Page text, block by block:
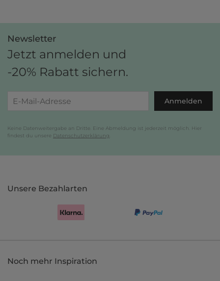
Newsletter
Jetzt anmelden und
-20% Rabatt sichern.
Anmelden
Keine Datenweitergabe an Dritte. Eine Abmeldung ist jederzeit möglich. Hier
findest du unsere Datenschutzerklärung
Unsere Bezahlarten
Noch mehr Inspiration